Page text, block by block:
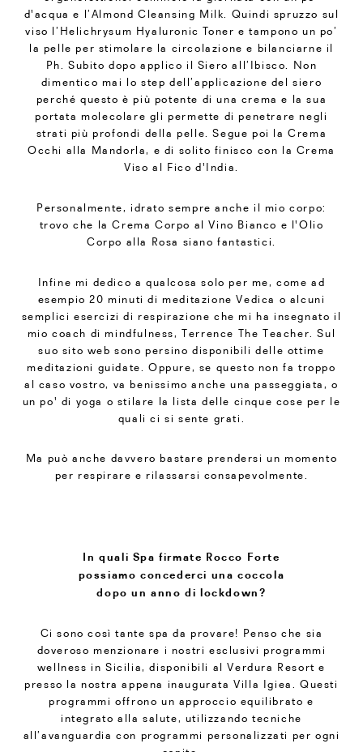
d'acqua e l’Almond Cleansing Milk. Quindi spruzzo sul
viso l’Helichrysum Hyaluronic Toner e tampono un po’
la pelle per stimolare la circolazione e bilanciarne il
Ph. Subito dopo applico il Siero all’Ibisco. Non
dimentico mai lo step dell’applicazione del siero
perché questo è più potente di una crema e la sua
portata molecolare gli permette di penetrare negli
strati più profondi della pelle. Segue poi la Crema
Occhi alla Mandorla, e di solito finisco con la Crema
Viso al Fico d'India.
Personalmente, idrato sempre anche il mio corpo:
trovo che la Crema Corpo al Vino Bianco e l'Olio
Corpo alla Rosa siano fantastici.
Infine mi dedico a qualcosa solo per me, come ad
esempio 20 minuti di meditazione Vedica o alcuni
semplici esercizi di respirazione che mi ha insegnato il
mio coach di mindfulness, Terrence The Teacher. Sul
suo sito web sono persino disponibili delle ottime
meditazioni guidate. Oppure, se questo non fa troppo
al caso vostro, va benissimo anche una passeggiata, o
un po' di yoga o stilare la lista delle cinque cose per le
quali ci si sente grati.
Ma può anche davvero bastare prendersi un momento
per respirare e rilassarsi consapevolmente.
In quali Spa firmate Rocco Forte
possiamo concederci una coccola
dopo un anno di lockdown?
Ci sono così tante spa da provare! Penso che sia
doveroso menzionare i nostri esclusivi programmi
wellness in Sicilia, disponibili al Verdura Resort e
presso la nostra appena inaugurata Villa Igiea. Questi
programmi offrono un approccio equilibrato e
integrato alla salute, utilizzando tecniche
all’avanguardia con programmi personalizzati per ogni